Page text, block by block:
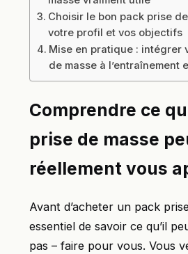
Choisir le bon pack prise
votre profil et vos objectifs
Mise en pratique : intégrer
de masse à l’entraînement
Comprendre ce
prise de masse
réellement vous
Avant d’acheter un pack
essentiel de savoir ce qu’il
pas – faire pour vous. Vous